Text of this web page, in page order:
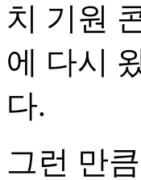
치 기원
에 다시
다.
그런 만